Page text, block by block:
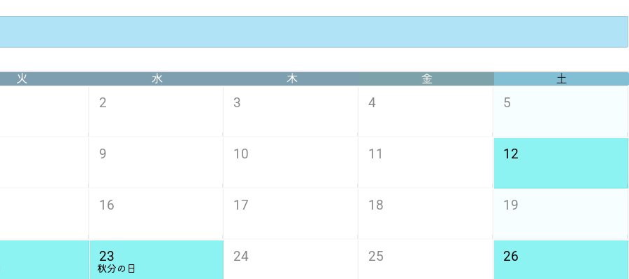
2 3 4 5
9 10 11 12
16 17 18 19
23
秋分の日
24 25 26
火 水 木 金 土